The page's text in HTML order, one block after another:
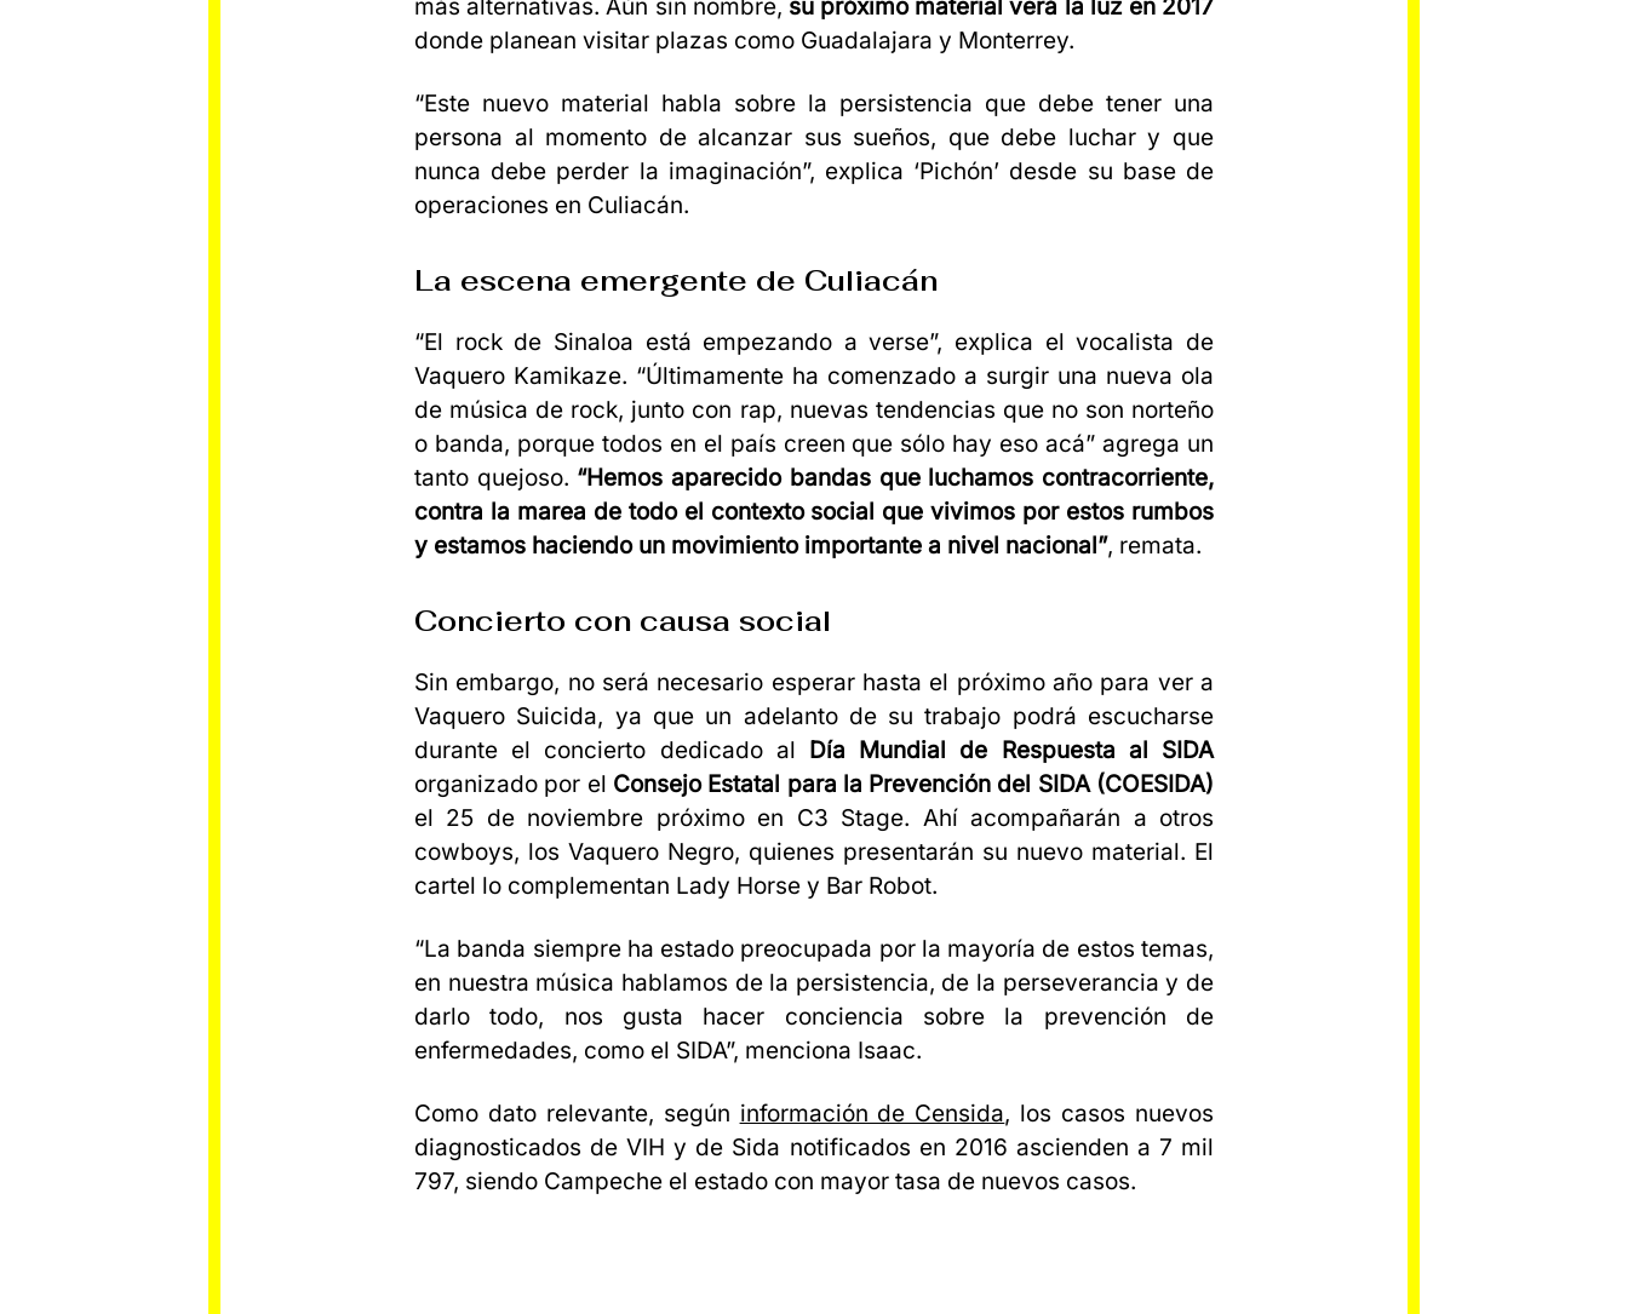
más alternativas. Aún sin nombre, su próximo material verá la luz en 2017
donde planean visitar plazas como Guadalajara y Monterrey.
“Este nuevo material habla sobre la persistencia que debe tener una
persona al momento de alcanzar sus sueños, que debe luchar y que
nunca debe perder la imaginación”, explica ‘Pichón’ desde su base de
operaciones en Culiacán.
La escena emergente de Culiacán
“El rock de Sinaloa está empezando a verse”, explica el vocalista de
Vaquero Kamikaze. “Últimamente ha comenzado a surgir una nueva ola
de música de rock, junto con rap, nuevas tendencias que no son norteño
o banda, porque todos en el país creen que sólo hay eso acá” agrega un
tanto quejoso. “Hemos aparecido bandas que luchamos contracorriente,
contra la marea de todo el contexto social que vivimos por estos rumbos
y estamos haciendo un movimiento importante a nivel nacional”, remata.
Concierto con causa social
Sin embargo, no será necesario esperar hasta el próximo año para ver a
Vaquero Suicida, ya que un adelanto de su trabajo podrá escucharse
durante el concierto dedicado al Día Mundial de Respuesta al SIDA
organizado por el Consejo Estatal para la Prevención del SIDA (COESIDA)
el 25 de noviembre próximo en C3 Stage. Ahí acompañarán a otros
cowboys, los Vaquero Negro, quienes presentarán su nuevo material. El
cartel lo complementan Lady Horse y Bar Robot.
“La banda siempre ha estado preocupada por la mayoría de estos temas,
en nuestra música hablamos de la persistencia, de la perseverancia y de
darlo todo, nos gusta hacer conciencia sobre la prevención de
enfermedades, como el SIDA”, menciona Isaac.
Como dato relevante, según información de Censida, los casos nuevos
diagnosticados de VIH y de Sida notificados en 2016 ascienden a 7 mil
797, siendo Campeche el estado con mayor tasa de nuevos casos.